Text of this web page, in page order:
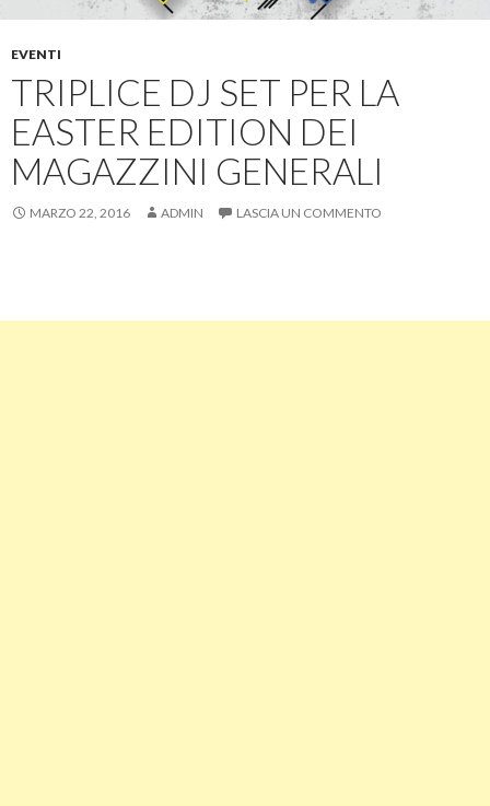
EVENTI
TRIPLICE DJ SET PER LA
EASTER EDITION DEI
MAGAZZINI GENERALI
MARZO 22, 2016 ADMIN LASCIA UN COMMENTO